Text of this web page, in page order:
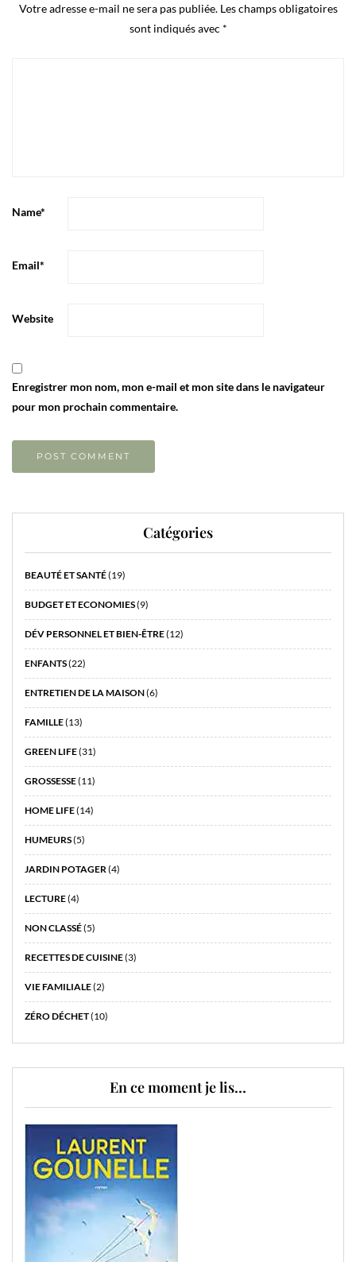
Votre adresse e-mail ne sera pas publiée. Les champs obligatoires
sont indiqués avec *
Name*
Email*
Website
Enregistrer mon nom, mon e-mail et mon site dans le navigateur
pour mon prochain commentaire.
Catégories
BEAUTÉ ET SANTÉ(19)
BUDGET ET ECONOMIES(9)
DÉV PERSONNEL ET BIEN-ÊTRE(12)
ENFANTS(22)
ENTRETIEN DE LA MAISON(6)
FAMILLE(13)
GREEN LIFE(31)
GROSSESSE(11)
HOME LIFE(14)
HUMEURS(5)
JARDIN POTAGER (4)
LECTURE(4)
NON CLASSÉ(5)
RECETTES DE CUISINE(3)
VIE FAMILIALE(2)
ZÉRO DÉCHET(10)
En ce moment je lis…